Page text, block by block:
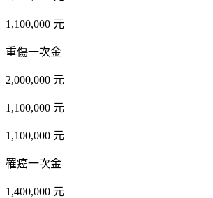
1,100,000 元
重傷一次金
2,000,000 元
1,100,000 元
1,100,000 元
罹癌一次金
1,400,000 元